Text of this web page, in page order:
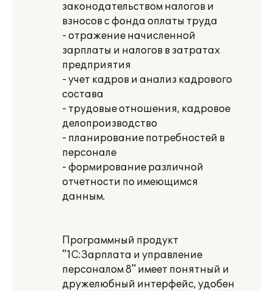
законодательством налогов и
взносов с фонда оплаты труда
- отражение начисленной
зарплаты и налогов в затратах
предприятия
- учет кадров и анализ кадрового
состава
- трудовые отношения, кадровое
делопроизводство
- планирование потребностей в
персонале
- формирование различной
отчетности по имеющимся
данным.
Программный продукт
"1С:Зарплата и управление
персоналом 8" имеет понятный и
дружелюбный интерфейс, удобен